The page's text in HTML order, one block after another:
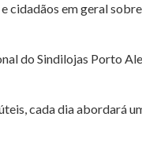
cidadãos em geral
do Sindilojas Porto
cada dia abordará